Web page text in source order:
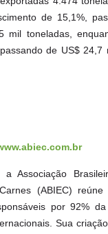
de 15,1%,
mil toneladas,
de US$ 24,7
Associação
(ABIEC)
por 92% da
Sua